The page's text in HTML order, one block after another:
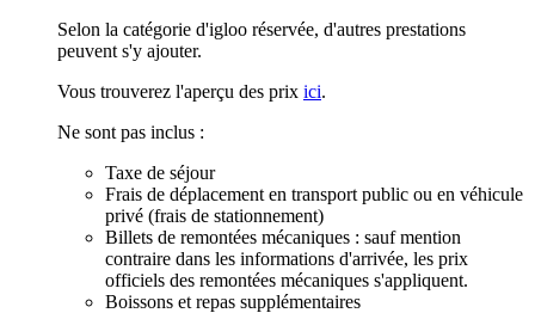
Selon la catégorie d'igloo réservée, d'autres prestations
peuvent s'y ajouter.
Vous trouverez l'aperçu des prix ici.
Ne sont pas inclus :
Taxe de séjour
Frais de déplacement en transport public ou en véhicule
privé (frais de stationnement)
Billets de remontées mécaniques : sauf mention
contraire dans les informations d'arrivée, les prix
officiels des remontées mécaniques s'appliquent.
Boissons et repas supplémentaires